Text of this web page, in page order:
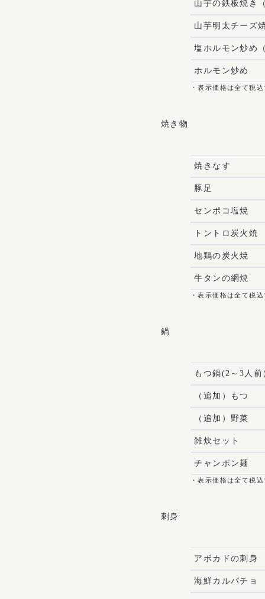
山芋の鉄板焼き
山芋明太チーズ
塩ホルモン炒め
ホルモン炒め
・表示価格は全て税込
焼き物
焼きなす
豚足
センポコ塩焼
トントロ炭火焼
地鶏の炭火焼
牛タンの網焼
・表示価格は全て税込
鍋
もつ鍋(2～3人前
（追加）もつ
（追加）野菜
雑炊セット
チャンポン麺
・表示価格は全て税込
刺身
アボカドの刺身
海鮮カルパチョ